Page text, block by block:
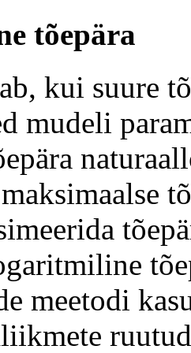
tõepära
kui suure
mudeli
meetodi